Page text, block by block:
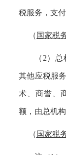
税服务，支
（ 国家税
（ 2） 总
其他应税服
术、商誉、
额，由总机
（ 国家税